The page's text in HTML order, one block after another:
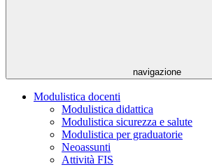
navigazione
Modulistica docenti
Modulistica didattica
Modulistica sicurezza e salute
Modulistica per graduatorie
Neoassunti
Attività FIS